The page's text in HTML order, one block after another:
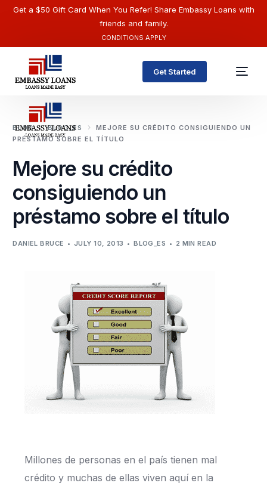
Get a $50 Gift Card When You Refer! Share Embassy Loans with
friends and family.
CONDITIONS APPLY
Get Started
BLOG BLOG_ES
MEJORE SU CRÉDITO CONSIGUIENDO UN
PRÉSTAMO SOBRE EL TÍTULO
Mejore su crédito
consiguiendo un
préstamo sobre el título
DANIEL BRUCE JULY 10, 2013 BLOG_ES 2 MIN READ
Millones de personas en el país tienen mal
crédito y muchas de ellas viven aquí en la
English